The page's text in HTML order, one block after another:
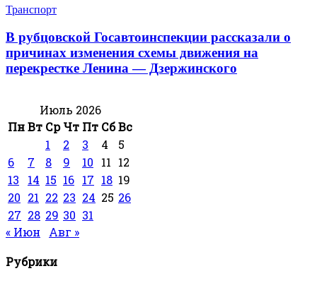
Транспорт
В рубцовской Госавтоинспекции рассказали о
причинах изменения схемы движения на
перекрестке Ленина — Дзержинского
Июль 2026
ПнВт Ср Чт Пт СбВс
1
2 3 4
5
6
7 8 9 10 11
12
13
14 15 16 17 18 19
20 21 22 23 24 25 26
27 28 29 30 31
« Июн
Авг »
Рубрики